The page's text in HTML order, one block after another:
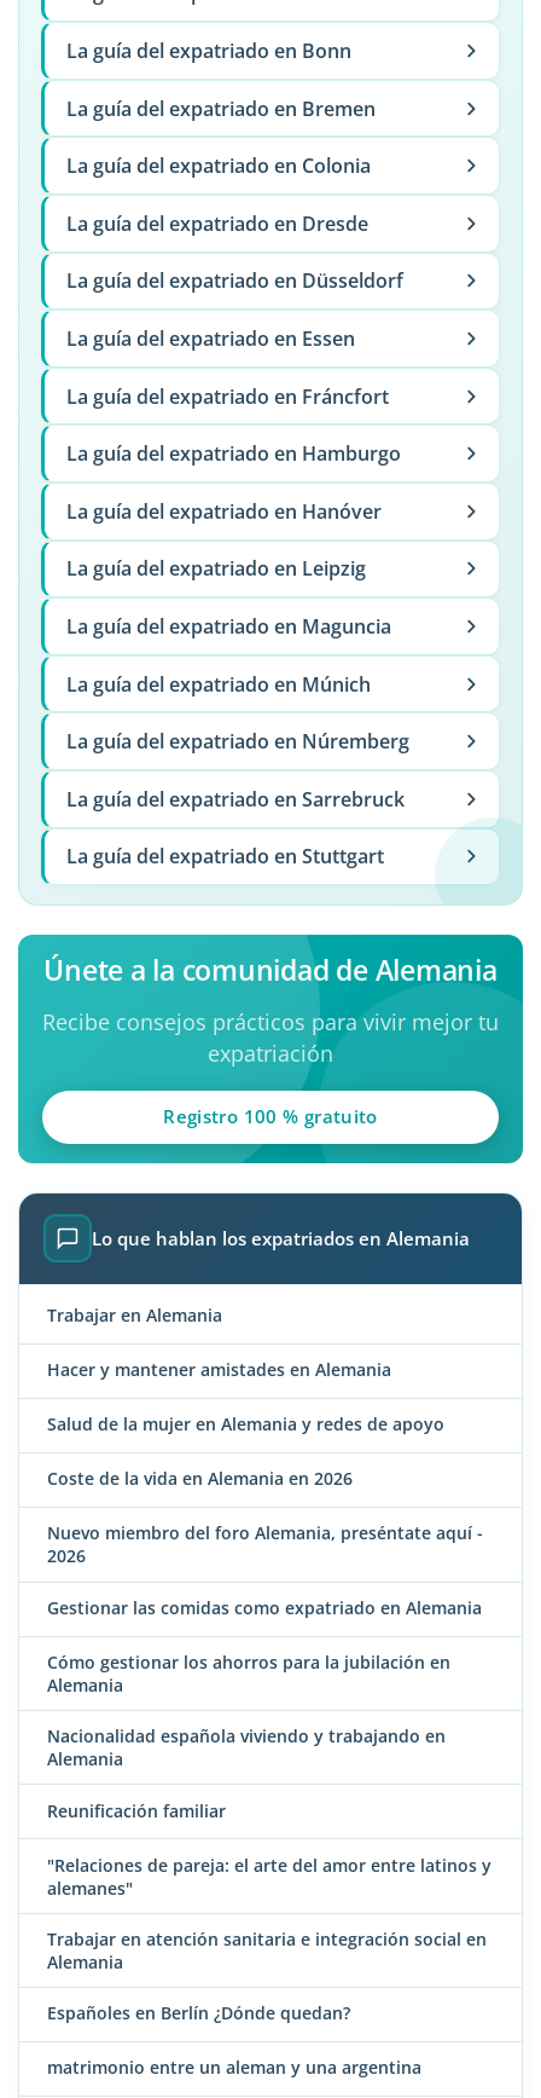
La guía del expatriado en Bonn
La guía del expatriado en Bremen
La guía del expatriado en Colonia
La guía del expatriado en Dresde
La guía del expatriado en Düsseldorf
La guía del expatriado en Essen
La guía del expatriado en Fráncfort
La guía del expatriado en Hamburgo
La guía del expatriado en Hanóver
La guía del expatriado en Leipzig
La guía del expatriado en Maguncia
La guía del expatriado en Múnich
La guía del expatriado en Núremberg
La guía del expatriado en Sarrebruck
La guía del expatriado en Stuttgart
Únete a la comunidad de Alemania
Recibe consejos prácticos para vivir mejor tu
expatriación
Registro 100 % gratuito
Lo que hablan los expatriados en Alemania
Trabajar en Alemania
Hacer y mantener amistades en Alemania
Salud de la mujer en Alemania y redes de apoyo
Coste de la vida en Alemania en 2026
Nuevo miembro del foro Alemania, preséntate aquí -
2026
Gestionar las comidas como expatriado en Alemania
Cómo gestionar los ahorros para la jubilación en
Alemania
Nacionalidad española viviendo y trabajando en
Alemania
Reunificación familiar
"Relaciones de pareja: el arte del amor entre latinos y
alemanes"
Trabajar en atención sanitaria e integración social en
Alemania
Españoles en Berlín ¿Dónde quedan?
matrimonio entre un aleman y una argentina